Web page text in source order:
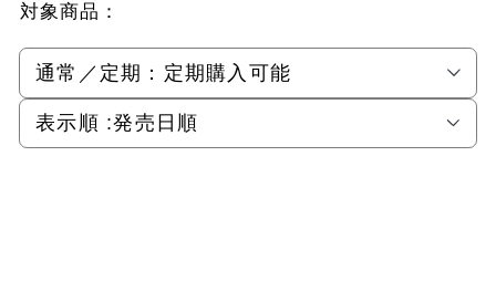
対象商品：
通常／定期： 定期購入可能
表示順 :発売日順